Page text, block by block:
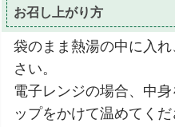
お召し上がり方
袋のまま熱湯の中に入
さい。
電子レンジの場合、中
ップをかけて温めてく